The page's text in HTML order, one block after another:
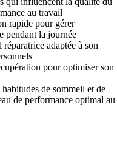
au travail
rapide pour gérer
pendant la journée
adaptée à son
pour optimiser son
de sommeil et de
de performance optimal au